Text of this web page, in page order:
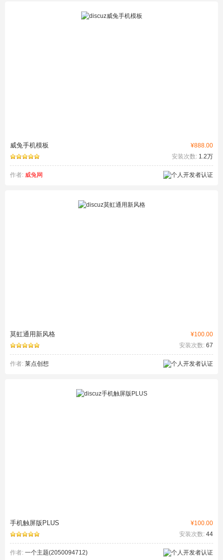
¥888.00
威兔手机模板
安装次数: 1.2万
作者: 威兔网
¥100.00
莫虹通用新风格
安装次数: 67
作者: 莱点创想
¥100.00
手机触屏版PLUS
安装次数: 44
作者: 一个主题(2050094712)